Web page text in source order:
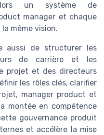
un système de
manager et chaque
même vision.
aussi de structurer les
de carrière et les
projet et des directeurs
les rôles clés, clarifier
manager product et
montée en compétence
gouvernance produit
et accélère la mise